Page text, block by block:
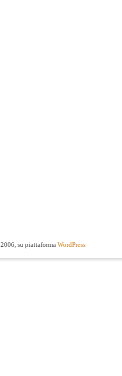
2006, su piattaforma WordPress